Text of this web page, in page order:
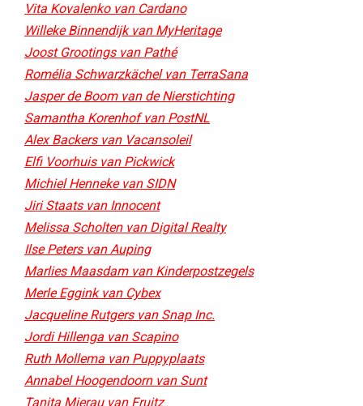
Vita Kovalenko van Cardano
Willeke Binnendijk van MyHeritage
Joost Grootings van Pathé
Romélia Schwarzkächel van TerraSana
Jasper de Boom van de Nierstichting
Samantha Korenhof van PostNL
Alex Backers van Vacansoleil
Elfi Voorhuis van Pickwick
Michiel Henneke van SIDN
Jiri Staats van Innocent
Melissa Scholten van Digital Realty
Ilse Peters van Auping
Marlies Maasdam van Kinderpostzegels
Merle Eggink van Cybex
Jacqueline Rutgers van Snap Inc.
Jordi Hillenga van Scapino
Ruth Mollema van Puppyplaats
Annabel Hoogendoorn van Sunt​
Tanita Mierau van Fruitz